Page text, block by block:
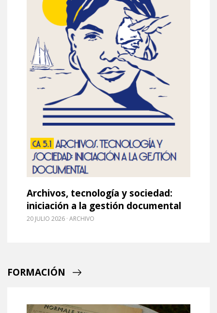
Archivos, tecnología y sociedad:
iniciación a la gestión documental
20 JULIO 2026 ARCHIVO
FORMACIÓN